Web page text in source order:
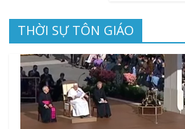
THỜI SỰ TÔN GIÁO